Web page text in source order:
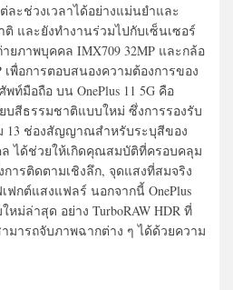
ละช่วงเวลาได้อย่างแม่นยำและ
และยังทำงานร่วมไปกับเซ็นเซอร์
ยภาพบุคคล IMX709 32MP และกล้อ
เพื่อการตอบสนองความต้องการของ
มือถือ บน OnePlus 11 5G คือ
บสีธรรมชาติแบบใหม่ ซึ่งการรองรับ
13 ช่องสัญญาณสำหรับระบุสีของ
ได้ช่วยให้เกิดคุณสมบัติที่ครอบคลุม
การติดตามเชิงลึก, จุดแสงที่สมจริง
ฟกต์แสงแฟลร์ นอกจากนี้ OnePlus
หม่ล่าสุด อย่าง TurboRAW HDR ที่
มารถจับภาพฉากต่าง ๆ ได้ด้วยความ